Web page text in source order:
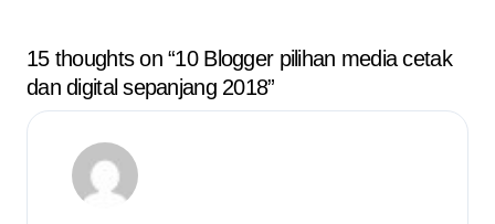
t
i
15 thoughts on “10 Blogger pilihan media cetak
dan digital sepanjang 2018”